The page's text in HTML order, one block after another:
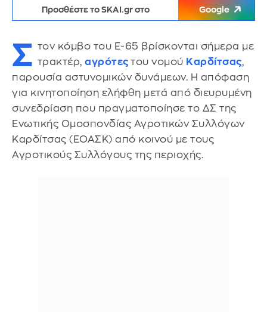
Προσθέστε το SKAI.gr στο Google
Σ τον κόμβο του Ε-65 βρίσκονται σήμερα με
τρακτέρ, αγρότες του νομού Καρδίτσας,
παρουσία αστυνομικών δυνάμεων. Η απόφαση
για κινητοποίηση ελήφθη μετά από διευρυμένη
συνεδρίαση που πραγματοποίησε το ΔΣ της
Ενωτικής Ομοσπονδίας Αγροτικών Συλλόγων
Καρδίτσας (ΕΟΑΣΚ) από κοινού με τους
Αγροτικούς Συλλόγους της περιοχής.